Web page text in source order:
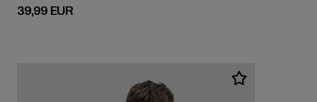
39,99 EUR
Derzeitiger Preis: 39,99 EUR